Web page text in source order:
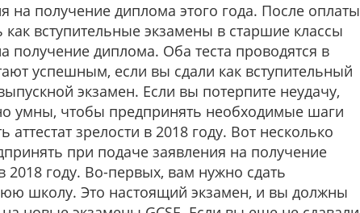
на получение диплома этого года. После оплаты
вступительные экзамены в старшие классы
получение диплома. Оба теста проводятся в
успешным, если вы сдали как вступительный
экзамен. Если вы потерпите неудачу,
умны, чтобы предпринять необходимые шаги
зрелости в 2018 году. Вот несколько
при подаче заявления на получение
году. Во-первых, вам нужно сдать
школу. Это настоящий экзамен, и вы должны